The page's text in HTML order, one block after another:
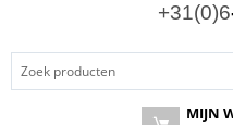
+31(0)6
MIJN